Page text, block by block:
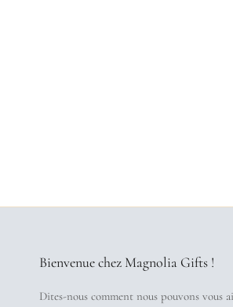
Bienvenue chez Magnolia Gifts !
Dites-nous comment nous pouvons vous